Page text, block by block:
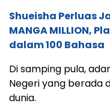
Shueisha Perluas
MANGA MILLION,
dalam 100 Bahasa
Di samping pula,
Negeri yang berada
dunia.